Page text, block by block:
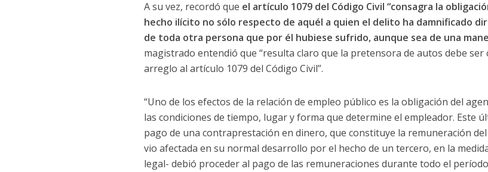
A su vez, recordó que el artículo 1079 del Código Civil “consagra la
hecho ilícito no sólo respecto de aquél a quien el delito ha damnificado
de toda otra persona que por él hubiese sufrido, aunque sea de una
magistrado entendió que “resulta claro que la pretensora de autos debe ser
arreglo al artículo 1079 del Código Civil”.
“Uno de los efectos de la relación de empleo público es la obligación del
las condiciones de tiempo, lugar y forma que determine el empleador. Este
pago de una contraprestación en dinero, que constituye la remuneración
vio afectada en su normal desarrollo por el hecho de un tercero, en la
legal- debió proceder al pago de las remuneraciones durante todo el